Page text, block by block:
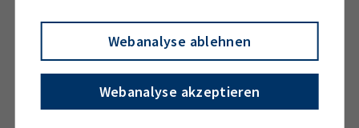
Webanalyse ablehnen
Webanalyse akzeptieren
bereits an den Schulen zu stärken und Start-Ups von
Frauen gezielt zu fördern."
Bildunterschrift (v.l.n.r.) Ingrid Obermeier-Osl,